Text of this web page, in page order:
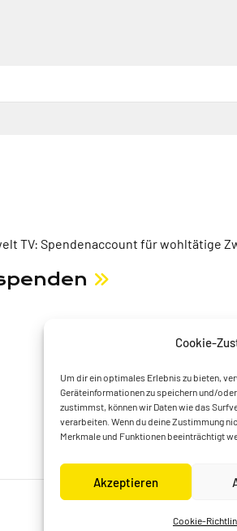
Cookie-
Um dir ein optimales Erlebnis zu bieten,
Geräteinformationen zu speichern und/
zustimmst, können wir Daten wie das
verarbeiten. Wenn du deine Zustimmung
Merkmale und Funktionen beeinträchtigt
Akzeptieren
Cookie-
TV: Spendenaccount für wohltätige